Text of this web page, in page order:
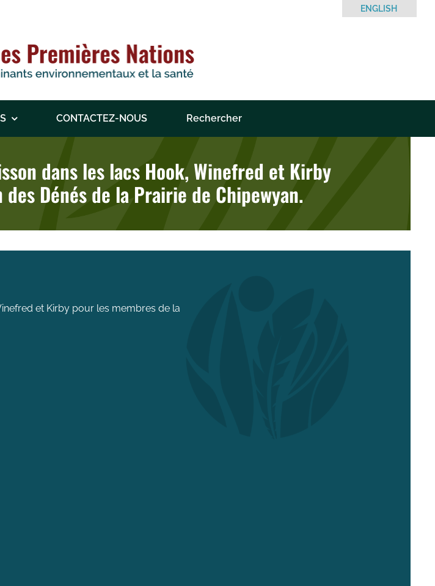
ENGLISH
CONTACTEZ-NOUS Rechercher
dans les lacs Hook, Winefred et Kirby
Dénés de la Prairie de Chipewyan.
et Kirby pour les membres de la